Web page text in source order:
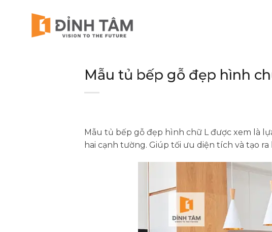
Mẫu tủ bếp gỗ đẹp hình
Mẫu tủ bếp gỗ đẹp hình chữ L được xem là
hai cạnh tường. Giúp tối ưu diện tích và tạo